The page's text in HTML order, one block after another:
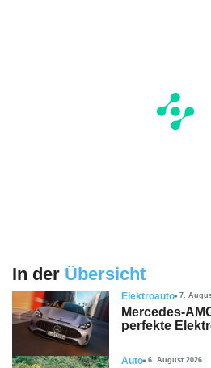
In der Übersicht
Elektroauto 7.
Mercedes-
perfekte
Auto 6. August 2026